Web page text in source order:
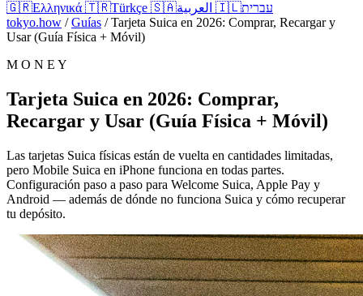
🇬🇷Ελληνικά 🇹🇷Türkçe 🇸🇦 🇮🇱עברית
tokyo.how / Guías / Tarjeta Suica en 2026: Comprar, Recargar y
Usar (Guía Física + Móvil)
M O N E Y
Tarjeta Suica en 2026: Comprar,
Recargar y Usar (Guía Física + Móvil)
Las tarjetas Suica físicas están de vuelta en cantidades limitadas,
pero Mobile Suica en iPhone funciona en todas partes.
Configuración paso a paso para Welcome Suica, Apple Pay y
Android — además de dónde no funciona Suica y cómo recuperar
tu depósito.